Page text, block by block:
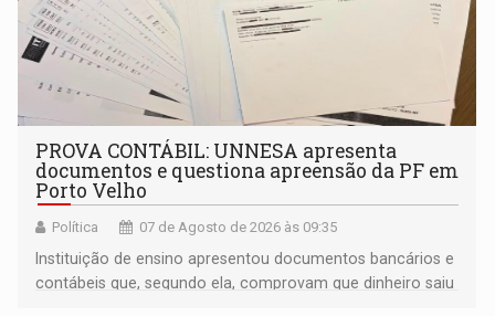
PROVA CONTÁBIL: UNNESA apresenta
documentos e questiona apreensão da PF em
Porto Velho
Política 07 de Agosto de 2026 às 09:35
Instituição de ensino apresentou documentos bancários e
contábeis que, segundo ela, comprovam que dinheiro saiu